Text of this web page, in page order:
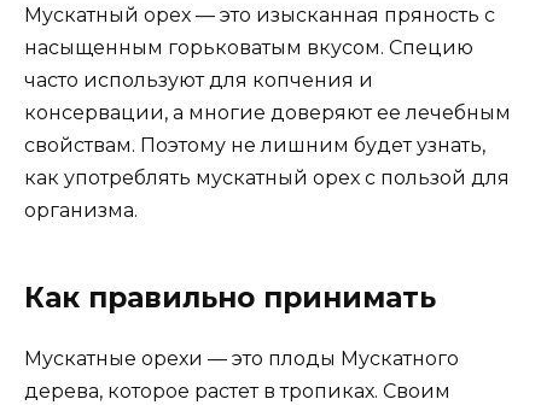
Мускатный орех — это изысканная пряность с
насыщенным горьковатым вкусом. Специю
часто используют для копчения и
консервации, а многие доверяют ее лечебным
свойствам. Поэтому не лишним будет узнать,
как употреблять мускатный орех с пользой для
организма.
Как правильно принимать
Мускатные орехи — это плоды Мускатного
дерева, которое растет в тропиках. Своим